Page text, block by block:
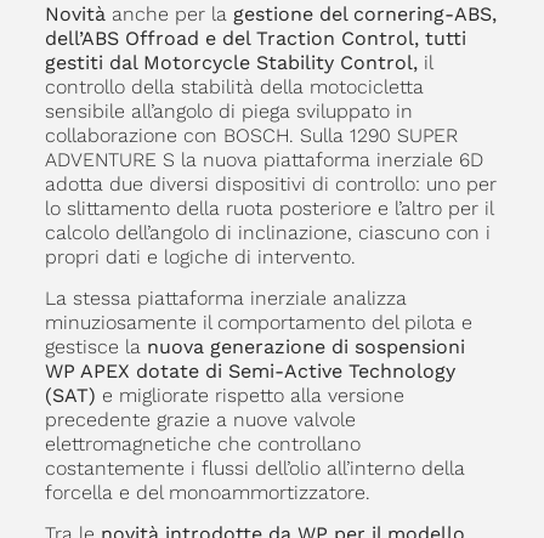
Novità anche per la gestione del cornering-ABS,
dell’ABS Offroad e del Traction Control, tutti
gestiti dal Motorcycle Stability Control, il
controllo della stabilità della motocicletta
sensibile all’angolo di piega sviluppato in
collaborazione con BOSCH. Sulla 1290 SUPER
ADVENTURE S la nuova piattaforma inerziale 6D
adotta due diversi dispositivi di controllo: uno per
lo slittamento della ruota posteriore e l’altro per il
calcolo dell’angolo di inclinazione, ciascuno con i
propri dati e logiche di intervento.
La stessa piattaforma inerziale analizza
minuziosamente il comportamento del pilota e
gestisce la nuova generazione di sospensioni
WP APEX dotate di Semi-Active Technology
(SAT) e migliorate rispetto alla versione
precedente grazie a nuove valvole
elettromagnetiche che controllano
costantemente i flussi dell’olio all’interno della
forcella e del monoammortizzatore.